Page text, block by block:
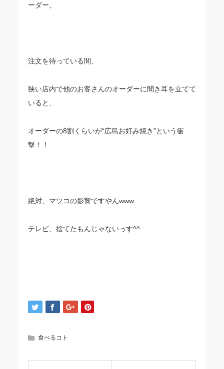
ーダー。
注文を待っている間、
狭い店内で他のお客さんのオーダーに聞き耳を立てて
いると、
オーダーの8割くらいが“広島お好み焼き”という衝
撃！！
絶対、マツコの影響ですやんwww
テレビ、捨てたもんじゃないっす^^
食べるコト